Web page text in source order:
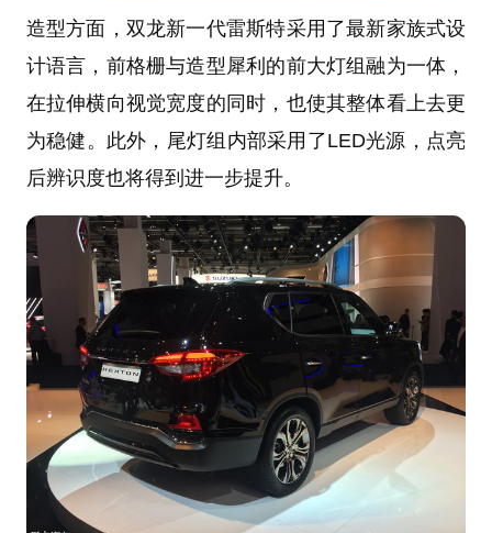
造型方面，双龙新一代雷斯特采用了最新家族式设
计语言，前格栅与造型犀利的前大灯组融为一体，
在拉伸横向视觉宽度的同时，也使其整体看上去更
为稳健。此外，尾灯组内部采用了LED光源，点亮
后辨识度也将得到进一步提升。